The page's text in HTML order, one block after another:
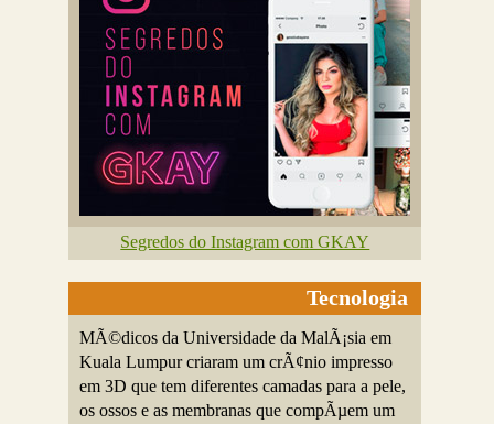
Segredos do Instagram com GKAY
Tecnologia
MÃ©dicos da Universidade da MalÃ¡sia em
Kuala Lumpur criaram um crÃ¢nio impresso
em 3D que tem diferentes camadas para a pele,
os ossos e as membranas que compÃµem um